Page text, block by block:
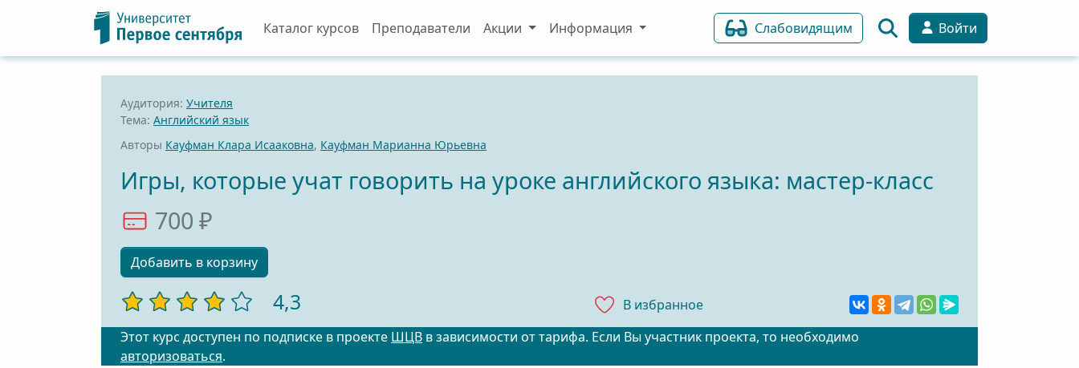
Каталог курсов Преподаватели Акции Информация Слабовидящим Войти
Аудитория: Учителя
Тема: Английский язык
Авторы Кауфман Клара Исааковна, Кауфман Марианна Юрьевна
Игры, которые учат говорить на уроке английского языка: мастер-класс
700 ₽
Добавить в корзину
4,3
В избранноe
Этот курс доступен по подписке в проекте ШЦВ в зависимости от тарифа. Если Вы участник проекта, то необходимо
авторизоваться.